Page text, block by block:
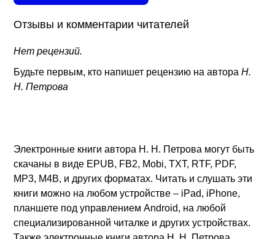
Отзывы и комментарии читателей
Нет рецензий.
Будьте первым, кто напишет рецензию на автораН.
Н. Петрова
Электронные книги автора Н. Н. Петрова могут быть
скачаны в виде EPUB, FB2, Mobi, TXT, RTF, PDF,
MP3, M4B, и других форматах. Читать и слушать эти
книги можно на любом устройстве – iPad, iPhone,
планшете под управлением Android, на любой
специализированной читалке и других устройствах.